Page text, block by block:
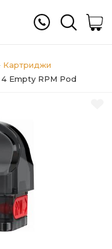
Картриджи
Empty RPM Pod